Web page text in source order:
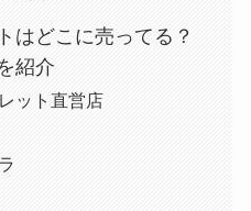
はどこに売ってる？
紹介
ット直営店